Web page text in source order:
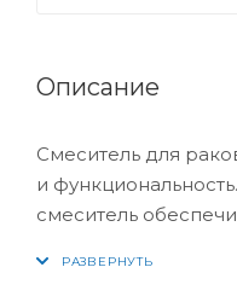
Описание
Смеситель для
и
смеситель